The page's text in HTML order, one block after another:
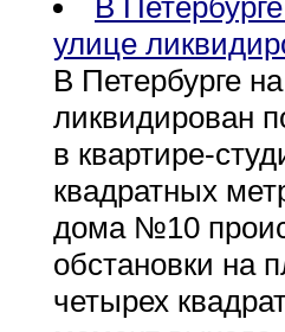
улице
В Петербурге
ликвидирован
в квартире-
квадратных
дома №10
обстановки на
четырех